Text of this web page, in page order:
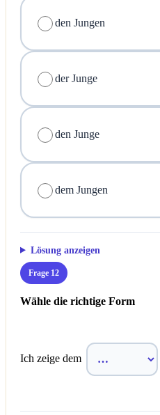
den Jungen
der Junge
den Junge
dem Jungen
Lösung anzeigen
Frage 12
Wähle die richtige Form
Ich zeige dem